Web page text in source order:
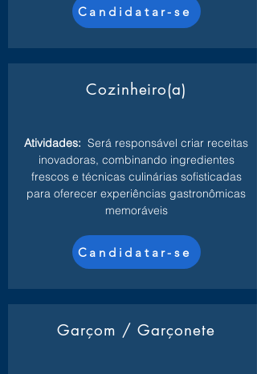
Candidatar-se
Cozinheiro(a)
Atividades: Será responsável criar receitas
inovadoras, combinando ingredientes
frescos e técnicas culinárias sofisticadas
para oferecer experiências gastronômicas
memoráveis
Candidatar-se
Garçom / Garçonete